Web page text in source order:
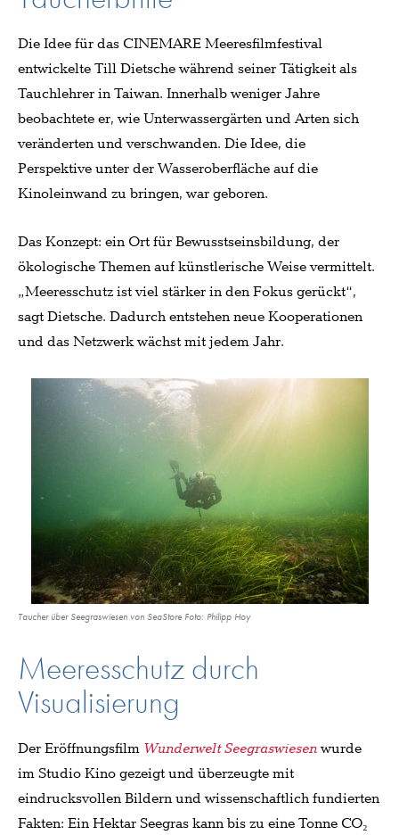
Die Idee für das CINEMARE Meeresfilmfestival
entwickelte Till Dietsche während seiner Tätigkeit als
Tauchlehrer in Taiwan. Innerhalb weniger Jahre
beobachtete er, wie Unterwassergärten und Arten sich
veränderten und verschwanden. Die Idee, die
Perspektive unter der Wasseroberfläche auf die
Kinoleinwand zu bringen, war geboren.
Das Konzept: ein Ort für Bewusstseinsbildung, der
ökologische Themen auf künstlerische Weise vermittelt.
„Meeresschutz ist viel stärker in den Fokus gerückt“,
sagt Dietsche. Dadurch entstehen neue Kooperationen
und das Netzwerk wächst mit jedem Jahr.
Taucher über Seegraswiesen von SeaStore Foto: Philipp Hoy
Meeresschutz durch
Visualisierung
Der Eröffnungsfilm Wunderwelt Seegraswiesenwurde
im StudioKino gezeigt und überzeugte mit
eindrucksvollen Bildern und wissenschaftlich fundierten
Fakten: Ein Hektar Seegras kann bis zu eine Tonne CO₂